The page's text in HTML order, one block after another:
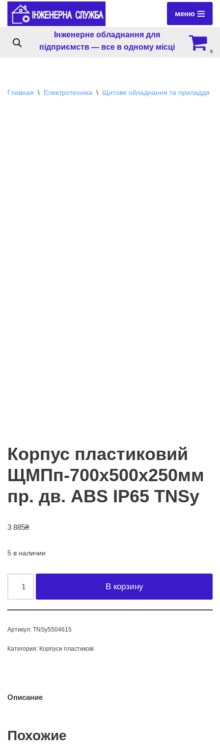
Перейти
содержимому
меню
Інженерне обладнання для
підприємств — все в одному місці
0
Главная \ Електротехніка \ Щитове обладнання та приладдя
Корпус пластиковий
ЩМПп-700х500х250мм
пр. дв. ABS IP65 TNSy
3 885₴
5 в наличии
В корзину
Артикул: TNSy5504615
Категория: Корпуси пластикові
Описание
Похожие